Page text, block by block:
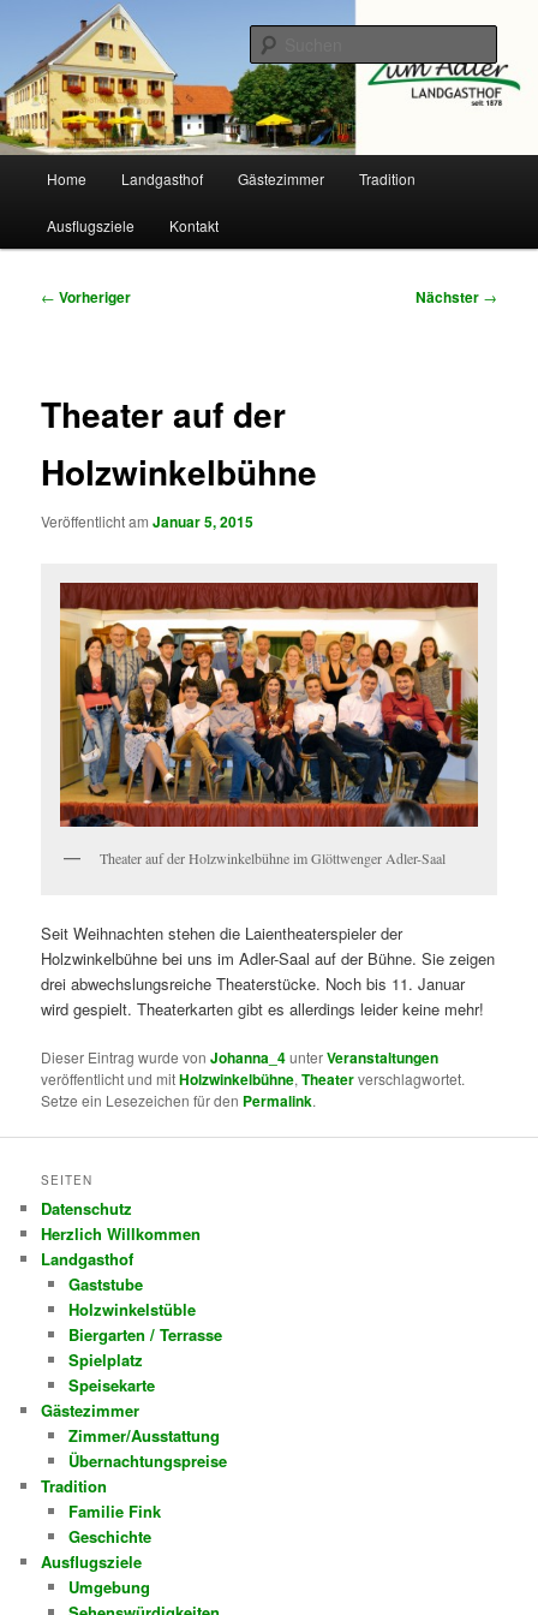
Inhalt
springenLandgasthof Adler
Home Landgasthof Gästezimmer Tradition
Ausflugsziele Kontakt
Beitragsnavigation
← Vorheriger Nächster →
Theater auf der
Holzwinkelbühne
Veröffentlicht amJanuar 5, 2015
Theater auf der Holzwinkelbühne im Glöttwenger Adler-Saal
Seit Weihnachten stehen die Laientheaterspieler der
Holzwinkelbühne bei uns im Adler-Saal auf der Bühne. Sie zeigen
drei abwechslungsreiche Theaterstücke. Noch bis 11. Januar
wird gespielt. Theaterkarten gibt es allerdings leider keine mehr!
Dieser Eintrag wurde vonJohanna_4unterVeranstaltungen
veröffentlicht und mitHolzwinkelbühne,Theaterverschlagwortet.
Setze ein Lesezeichen für den Permalink.
SEITEN
Datenschutz
Herzlich Willkommen
Landgasthof
Gaststube
Holzwinkelstüble
Biergarten / Terrasse
Spielplatz
Speisekarte
Gästezimmer
Zimmer/Ausstattung
Übernachtungspreise
Tradition
Familie Fink
Geschichte
Ausflugsziele
Umgebung